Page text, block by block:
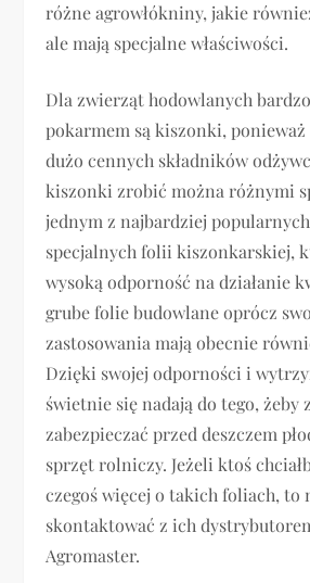
różne agrowłókniny, jakie
ale mają specjalne właściwości.
Dla zwierząt hodowlanych
pokarmem są kiszonki,
dużo cennych składników
kiszonki zrobić można różnymi
jednym z najbardziej
specjalnych folii kiszonkarskiej,
wysoką odporność na działanie
grube folie budowlane oprócz
zastosowania mają obecnie
Dzięki swojej odporności i
świetnie się nadają do tego, żeby
zabezpieczać przed deszczem
sprzęt rolniczy. Jeżeli ktoś
czegoś więcej o takich foliach, to
skontaktować z ich
Agromaster.